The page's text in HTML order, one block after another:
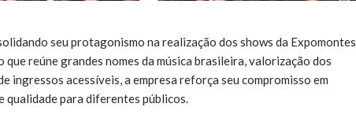
seu protagonismo na realização dos shows da Expomontes
que reúne grandes nomes da música brasileira, valorização dos
ingressos acessíveis, a empresa reforça seu compromisso em
qualidade para diferentes públicos.